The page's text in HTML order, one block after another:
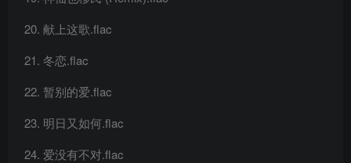
献上这歌.flac
冬恋.flac
暂别的爱.flac
明日又如何.flac
爱没有不对.flac